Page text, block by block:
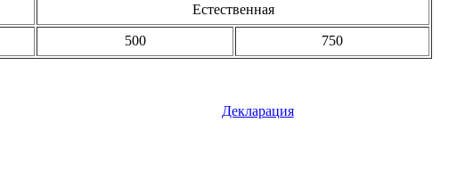
Естественная
500 750
Декларация